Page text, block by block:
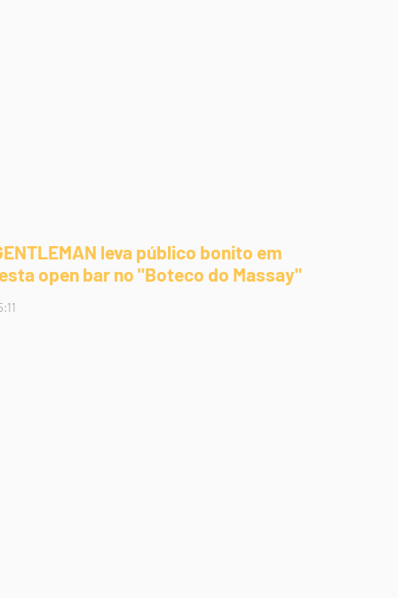
leva público bonito em
open bar no "Boteco do Massay"